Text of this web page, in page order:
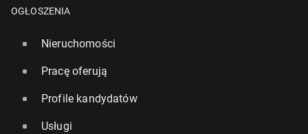
OGŁOSZENIA
Nieruchomości
Pracę oferują
Profile kandydatów
Usługi